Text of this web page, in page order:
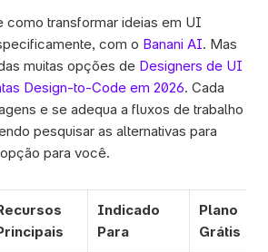
como transformar ideias em UI
com o Banani AI. Mas
muitas opções de Designers de UI
Design-to-Code em 2026. Cada
e se adequa a fluxos de trabalho
pesquisar as alternativas para
para você.
Indicado
Para
Plano
Grátis